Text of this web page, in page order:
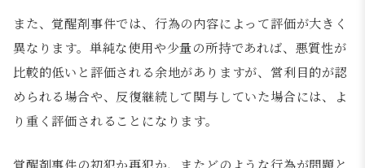
また、覚醒剤事件では、行為の内容によって評価が大きく
異なります。単純な使用や少量の所持であれば、悪質性が
比較的低いと評価される余地がありますが、営利目的が認
められる場合や、反復継続して関与していた場合には、よ
り重く評価されることになります。
覚醒剤事件の初犯か再犯か、またどのような行為が問題と